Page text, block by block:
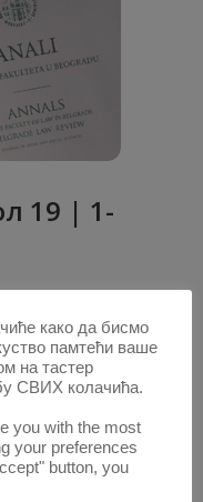
19 | 1-
(PDF)
како да бисмо
памтећи ваше
на тастер
СВИХ колачића.
you with the most
your preferences
button, you